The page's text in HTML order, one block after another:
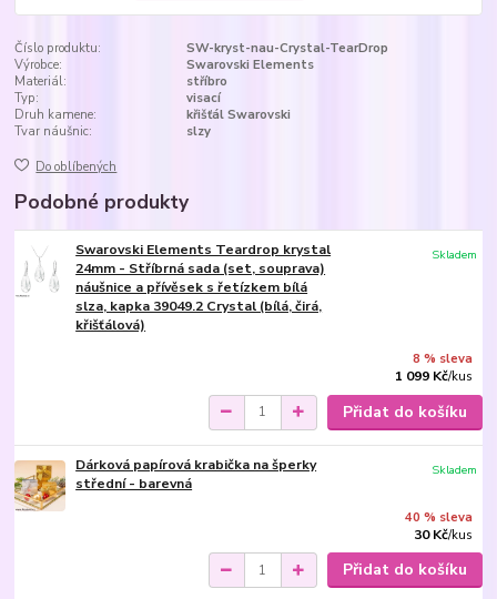
Číslo produktu:
SW-kryst-nau-Crystal-TearDrop
Výrobce:
Swarovski Elements
Materiál:
stříbro
Typ:
visací
Druh kamene:
křišťál Swarovski
Tvar náušnic:
slzy
Do oblíbených
Podobné produkty
Swarovski Elements Teardrop krystal
24mm - Stříbrná sada (set, souprava)
náušnice a přívěsek s řetízkem bílá
slza, kapka 39049.2 Crystal (bílá, čirá,
křišťálová)
8 % sleva
1 099 Kč/kus
Skladem
Přidat do košíku
Dárková papírová krabička na šperky
střední - barevná
40 % sleva
30 Kč/kus
Skladem
Přidat do košíku